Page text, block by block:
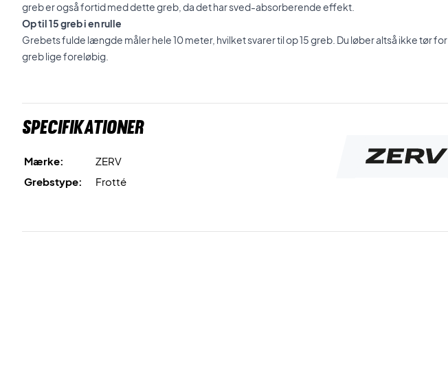
greb er også fortid med dette greb, da det har sved-absorberende effekt.
Op til 15 greb i en rulle
Grebets fulde længde måler hele 10 meter, hvilket svarer til op 15 greb. Du løber altså ikke tør for
greb lige foreløbig.
Specifikationer
Mærke:
ZERV
Grebstype:
Frotté